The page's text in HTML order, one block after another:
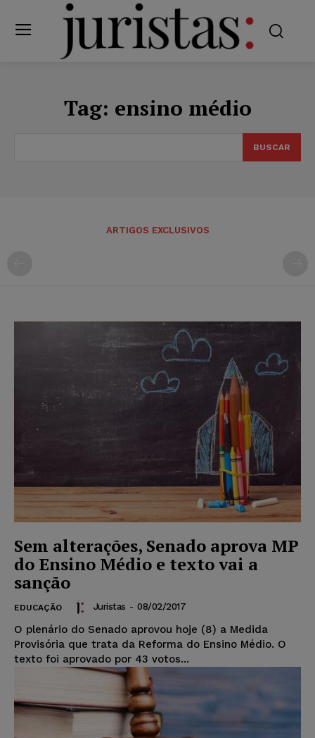
Tag: ensino médio
BUSCAR
ARTIGOS EXCLUSIVOS
Sem alterações, Senado aprova MP
do Ensino Médio e texto vai a
sanção
EDUCAÇÃO Juristas - 08/02/2017
O plenário do Senado aprovou hoje (8) a Medida
Provisória que trata da Reforma do Ensino Médio. O
texto foi aprovado por 43 votos...